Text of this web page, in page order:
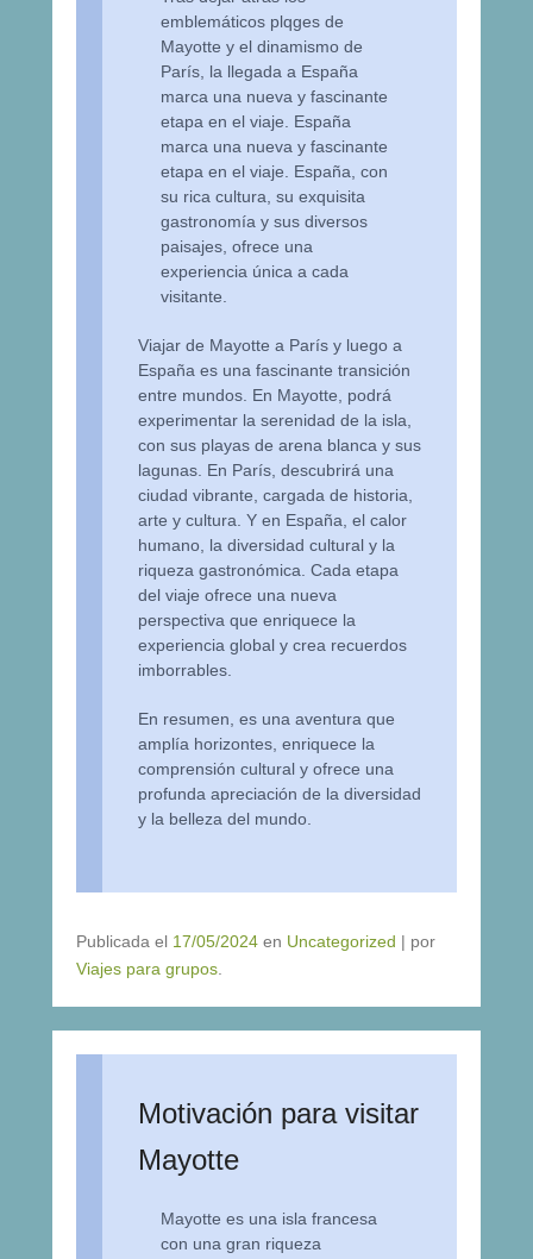
emblemáticos plqges de
Mayotte y el dinamismo de
París, la llegada a España
marca una nueva y fascinante
etapa en el viaje. España
marca una nueva y fascinante
etapa en el viaje. España, con
su rica cultura, su exquisita
gastronomía y sus diversos
paisajes, ofrece una
experiencia única a cada
visitante.
Viajar de Mayotte a París y luego a
España es una fascinante transición
entre mundos. En Mayotte, podrá
experimentar la serenidad de la isla,
con sus playas de arena blanca y sus
lagunas. En París, descubrirá una
ciudad vibrante, cargada de historia,
arte y cultura. Y en España, el calor
humano, la diversidad cultural y la
riqueza gastronómica. Cada etapa
del viaje ofrece una nueva
perspectiva que enriquece la
experiencia global y crea recuerdos
imborrables.
En resumen, es una aventura que
amplía horizontes, enriquece la
comprensión cultural y ofrece una
profunda apreciación de la diversidad
y la belleza del mundo.
Publicada el 17/05/2024 en Uncategorized | por
Viajes para grupos
Motivación para visitar
Mayotte
Mayotte es una isla francesa
con una gran riqueza